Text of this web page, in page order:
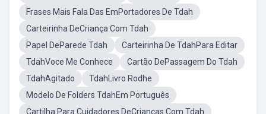
Frases Mais Fala Das EmPortadores De Tdah
Carteirinha DeCriança Com Tdah
Papel DeParede Tdah
Carteirinha De TdahPara Editar
TdahVoce Me Conhece
Cartão DePassagem Do Tdah
TdahAgitado
TdahLivro Rodhe
Modelo De Folders TdahEm Português
Cartilha Para Cuidadores DeCrianças Com Tdah